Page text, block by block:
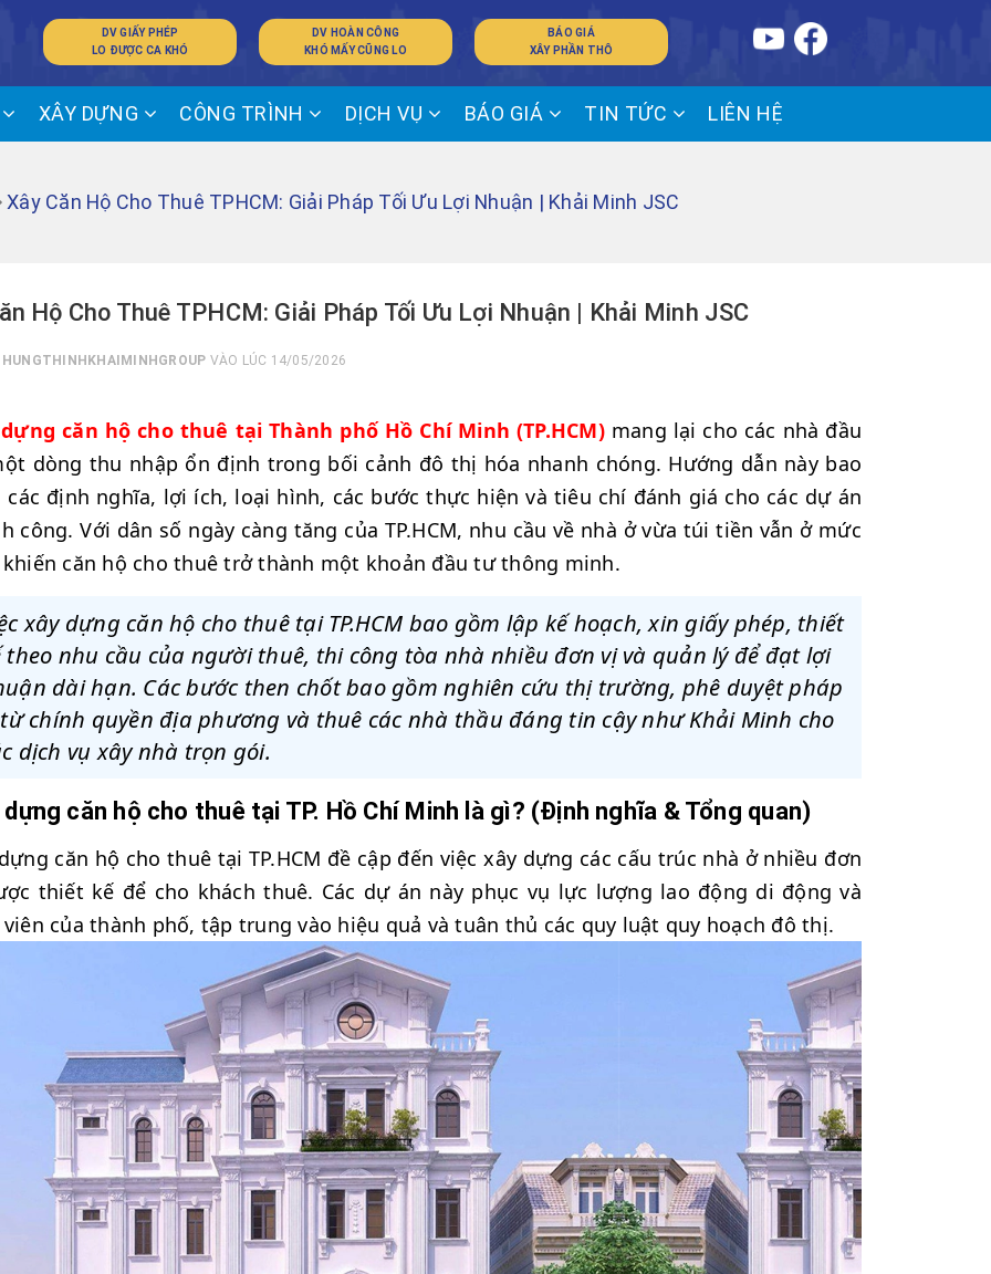
DV GIẤY PHÉP
LO ĐƯỢC CA KHÓ
DV HOÀN CÔNG
KHÓ MẤY CŨNG LO
BÁO GIÁ
XÂY PHẦN THÔ
XÂY DỰNG CÔNG TRÌNH DỊCH VỤ BÁO GIÁ TIN TỨC LIÊN HỆ
Xây Căn Hộ Cho Thuê TPHCM: Giải Pháp Tối Ưu Lợi Nhuận | Khải Minh JSC
Hộ Cho Thuê TPHCM: Giải Pháp Tối Ưu Lợi Nhuận | Khải Minh JSC
HUNGTHINHKHAIMINHGROUP VÀO LÚC 14/05/2026
căn hộ cho thuê tại Thành phố Hồ Chí Minh (TP.HCM)mang lại cho các nhà đầu
dòng thu nhập ổn định trong bối cảnh đô thị hóa nhanh chóng. Hướng dẫn này bao
các định nghĩa, lợi ích, loại hình, các bước thực hiện và tiêu chí đánh giá cho các dự án
công. Với dân số ngày càng tăng của TP.HCM, nhu cầu về nhà ở vừa túi tiền vẫn ở mức
khiến căn hộ cho thuê trở thành một khoản đầu tư thông minh.
xây dựng căn hộ cho thuê tại TP.HCM bao gồm lập kế hoạch, xin giấy phép, thiết
theo nhu cầu của người thuê, thi công tòa nhà nhiều đơn vị và quản lý để đạt lợi
dài hạn. Các bước then chốt bao gồm nghiên cứu thị trường, phê duyệt pháp
chính quyền địa phương và thuê các nhà thầu đáng tin cậy như Khải Minh cho
dịch vụ xây nhà trọn gói.
dựng căn hộ cho thuê tại TP. Hồ Chí Minh là gì? (Định nghĩa & Tổng quan)
căn hộ cho thuê tại TP.HCM đề cập đến việc xây dựng các cấu trúc nhà ở nhiều đơn
thiết kế để cho khách thuê. Các dự án này phục vụ lực lượng lao động di động và
của thành phố, tập trung vào hiệu quả và tuân thủ các quy luật quy hoạch đô thị.